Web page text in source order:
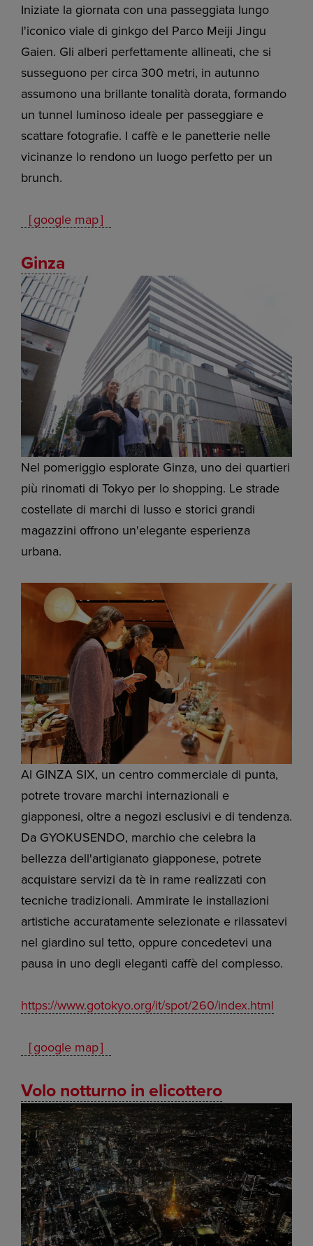
Iniziate la giornata con una passeggiata lungo
l'iconico viale di ginkgo del Parco Meiji Jingu
Gaien. Gli alberi perfettamente allineati, che si
susseguono per circa 300 metri, in autunno
assumono una brillante tonalità dorata, formando
un tunnel luminoso ideale per passeggiare e
scattare fotografie. I caffè e le panetterie nelle
vicinanze lo rendono un luogo perfetto per un
brunch.
［google map］
Ginza
Nel pomeriggio esplorate Ginza, uno dei quartieri
più rinomati di Tokyo per lo shopping. Le strade
costellate di marchi di lusso e storici grandi
magazzini offrono un'elegante esperienza
urbana.
Al GINZA SIX, un centro commerciale di punta,
potrete trovare marchi internazionali e
giapponesi, oltre a negozi esclusivi e di tendenza.
Da GYOKUSENDO, marchio che celebra la
bellezza dell'artigianato giapponese, potrete
acquistare servizi da tè in rame realizzati con
tecniche tradizionali. Ammirate le installazioni
artistiche accuratamente selezionate e rilassatevi
nel giardino sul tetto, oppure concedetevi una
pausa in uno degli eleganti caffè del complesso.
https://www.gotokyo.org/it/spot/260/index.html
［google map］
Volo notturno in elicottero